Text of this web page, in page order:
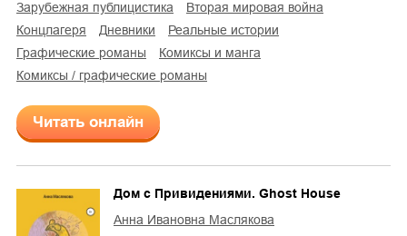
зарубежная публицистика
Вторая мировая война
концлагеря
дневники
реальные истории
графические романы
комиксы и манга
комиксы / графические романы
Читать онлайн
Дом с Привидениями. Ghost House
Анна Ивановна Маслякова